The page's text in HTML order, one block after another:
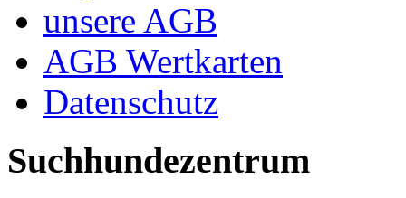
unsere AGB
AGB Wertkarten
Datenschutz
Suchhundezentrum